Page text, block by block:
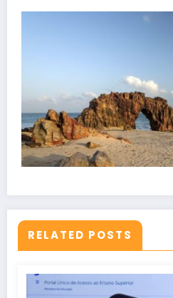
RELATED POSTS